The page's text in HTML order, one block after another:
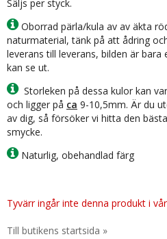
Säljs per styck.
Oborrad pärla/kula av av äkta
naturmaterial, tänk på att ådring
leverans till leverans, bilden är
kan se ut.
Storleken på dessa kulor kan
och ligger på ca 9-10,5mm. Är du
av dig, så försöker vi hitta den
smycke.
Naturlig, obehandlad färg
Tyvärr ingår inte denna produkt i
Till butikens startsida »